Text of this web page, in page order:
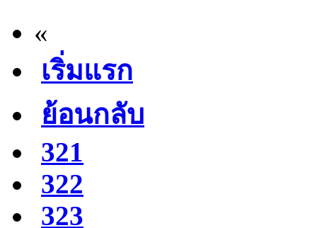
«
เริ่มแรก
ย้อนกลับ
321
322
323